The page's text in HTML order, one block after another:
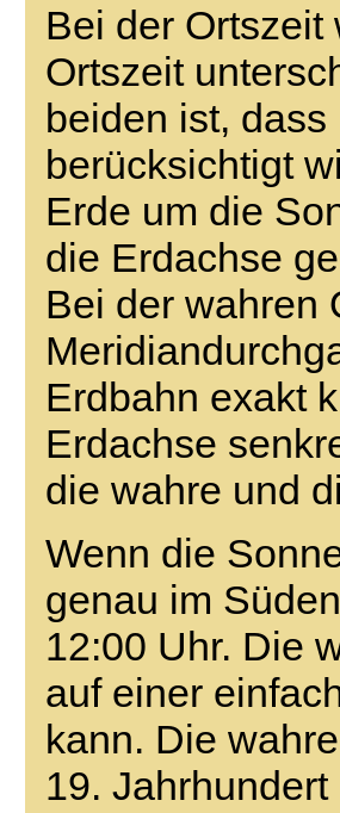
Bei der
Ortszeit
beiden ist,
berücksichtigt
Erde um die
die Erdachse
Bei der wahren
Erdbahn exakt
Erdachse
die wahre und
Wenn die
genau im
12:00 Uhr. Die
auf einer
kann. Die
19.